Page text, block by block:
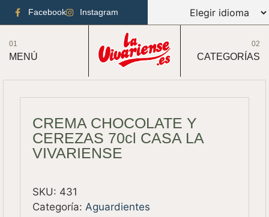
Facebook Instagram
01
MENÚ
02
CATEGORÍAS
CREMA CHOCOLATE Y
CEREZAS 70cl CASA LA
VIVARIENSE
SKU: 431
Categoría: Aguardientes